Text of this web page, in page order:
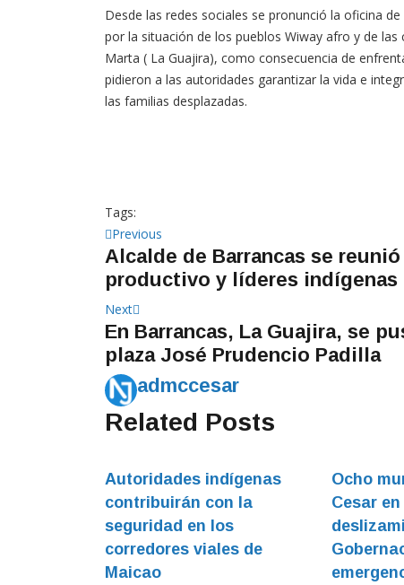
Desde las redes sociales se pronunció la oficina
por la situación de los pueblos Wiway afro y de
Marta ( La Guajira), como consecuencia de
pidieron a las autoridades garantizar la vida e
las familias desplazadas.
Tags:
Navegación
de
entradas
Previous
post:
Alcalde de Barrancas se
productivo y líderes indígenas
Next
post:
En Barrancas, La Guajira, se
plaza José Prudencio Padilla
admccesar
Related Posts
Autoridades indígenas
contribuirán con la
seguridad en los
corredores viales de
Maicao
Ocho
Cesar